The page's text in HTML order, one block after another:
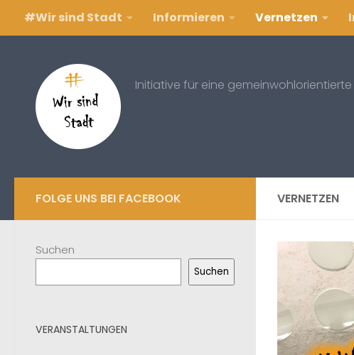
Zum Inhalt springen
#Wir sind Stadt Informieren Vernetzen
Initiative für eine
VERNETZEN
FOLGE UNS BEI FACEBOOK
Suchen
Suchen
VERANSTALTUNGEN